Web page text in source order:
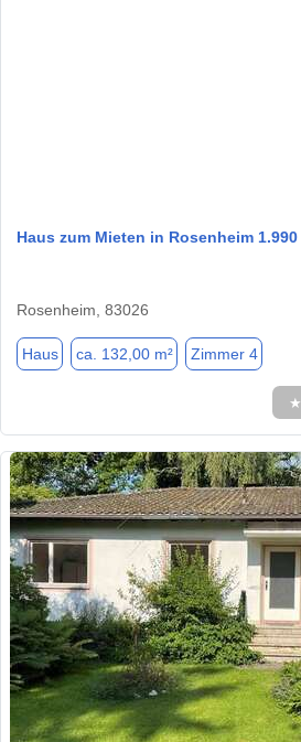
Haus zum Mieten in Rosenheim 1.990
Rosenheim, 83026
Haus ca. 132,00 m² Zimmer 4
★